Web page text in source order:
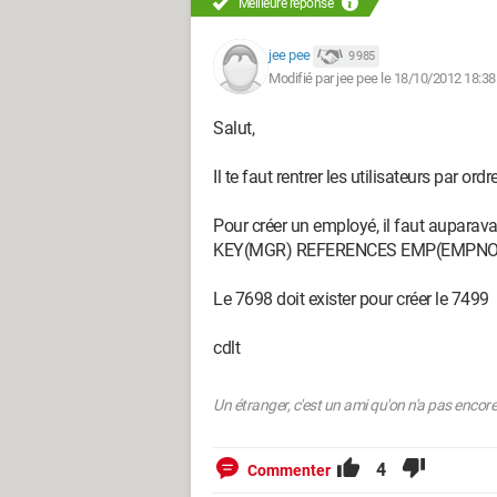
insert into dept values
insert into dept values
jusqu'au moment tout va bien
insert into emp
quand j'exécuté sur sql+ ce message
ORA:02291 : violation de contrainte
Merci pour votre aide d'avance.
Meilleure réponse
jee pee 9 985
Modifié par jee pee le 18/10/2012 18:38
Salut,
Il te faut rentrer les utilisateurs par
Pour créer un employé, il faut
KEY(MGR) REFERENCES
Le 7698 doit exister pour créer le 7499
cdlt
Un étranger, c'est un ami qu'on n'a pas
Commenter 4